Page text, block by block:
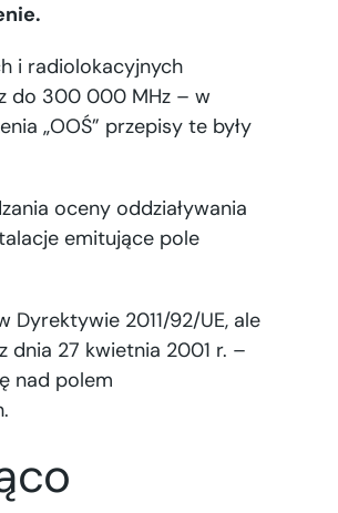
i radiolokacyjnych
do 300 000 MHz – w
„OOŚ” przepisy te były
oceny oddziaływania
emitujące pole
2011/92/UE, ale
dnia 27 kwietnia 2001 r. –
nad polem